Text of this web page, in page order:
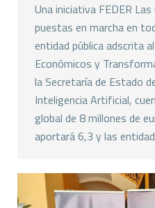
Una iniciativa FEDER
puestas en marcha en
entidad pública adscrita
Económicos y
la Secretaría de Estado
Inteligencia Artificial,
global de 8 millones de
aportará 6,3 y las